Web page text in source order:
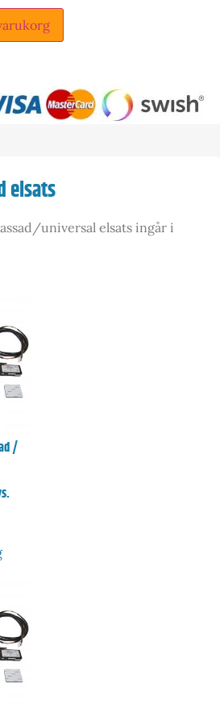
elsats
universal elsats ingår i
/